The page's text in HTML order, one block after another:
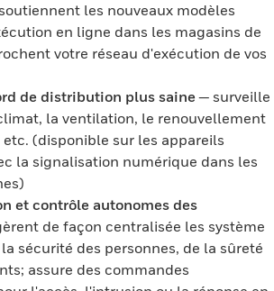
les nouveaux modèles
en ligne dans les magasins de
votre réseau d'exécution de vos
de distribution plus saine — surveille
la ventilation, le renouvellement
(disponible sur les appareils
la signalisation numérique dans les
et contrôle autonomes des
de façon centralisée les système
sécurité des personnes, de la sûreté
assure des commandes